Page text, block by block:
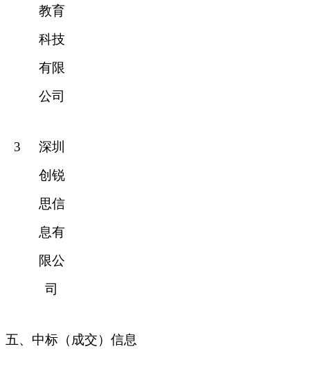
教育
科技
有限
公司
3 深圳
创锐
思信
息有
限公
司
五、中标（成交）信息